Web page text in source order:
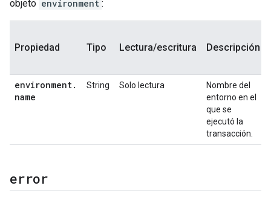
objeto environment :
Propiedad Tipo Lectura/escritura Descripción
environment.
name
String Solo lectura
Nombre del
entorno en el
que se
ejecutó la
transacción.
error